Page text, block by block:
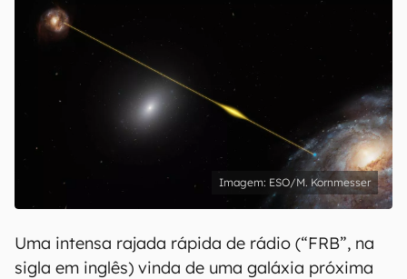
ESO/M. Kornmesser
Uma intensa rajada rápida de rádio (“FRB”, na
sigla em inglês) vinda de uma galáxia próxima